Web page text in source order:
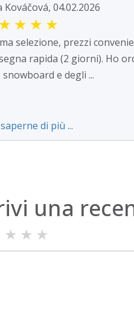
Kováčová, 04.02.2026
★ ★ ★ ★
selezione, prezzi
rapida (2 giorni). Ho
e degli ...
di più ...
una
★ ★ ★